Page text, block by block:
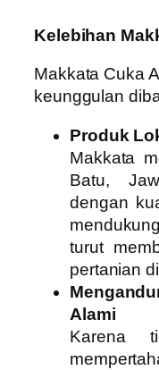
Kelebihan
Makkata Cuka
keunggulan
Produk
Makkata
Batu,
dengan
turut
pertanian
Alami
Karena